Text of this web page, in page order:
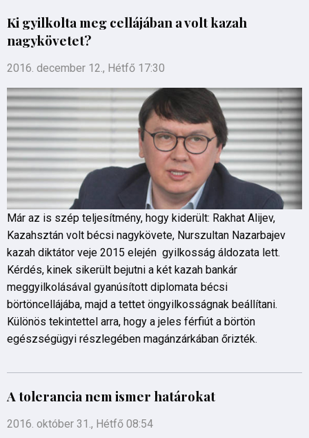
Ki gyilkolta meg cellájában a volt kazah
nagykövetet?
2016. december 12., Hétfő 17:30
Már az is szép teljesítmény, hogy kiderült: Rakhat Alijev,
Kazahsztán volt bécsi nagykövete, Nurszultan Nazarbajev
kazah diktátor veje 2015 elején gyilkosság áldozata lett.
Kérdés, kinek sikerült bejutni a két kazah bankár
meggyilkolásával gyanúsított diplomata bécsi
börtöncellájába, majd a tettet öngyilkosságnak beállítani.
Különös tekintettel arra, hogy a jeles férfiút a börtön
egészségügyi részlegében magánzárkában őrizték.
A tolerancia nem ismer határokat
2016. október 31., Hétfő 08:54